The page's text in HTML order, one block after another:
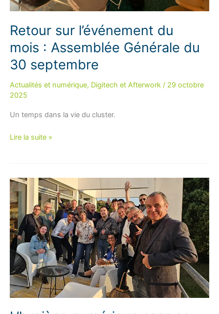
Retour sur l’événement du
mois : Assemblée Générale du
30 septembre
Actualités et numérique, Digitech et Afterwork / 29 octobre
2025
Un temps dans la vie du cluster.
Retour
mois : Assemblée
Générale
du
30
septembre
Lire la suite »